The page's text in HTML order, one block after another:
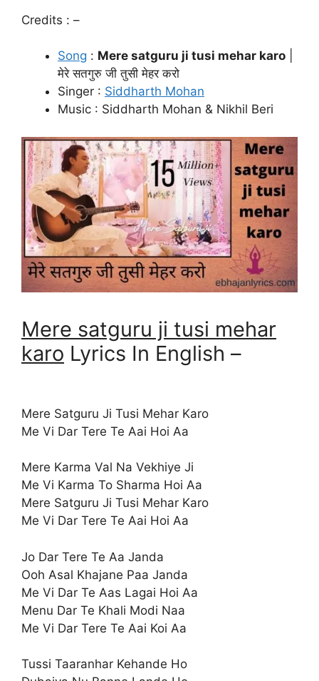
Credits : –
Song : Mere satguru ji tusi mehar karo
मेरे सतगुरु जी तुसी मेहर करो
Singer : Siddharth Mohan
Music : Siddharth Mohan & Nikhil Beri
Mere satguru ji tusi mehar
karo Lyrics In English –
Mere Satguru Ji Tusi Mehar Karo
Me Vi Dar Tere Te Aai Hoi Aa
Mere Karma Val Na Vekhiye Ji
Me Vi Karma To Sharma Hoi Aa
Mere Satguru Ji Tusi Mehar Karo
Me Vi Dar Tere Te Aai Hoi Aa
Jo Dar Tere Te Aa Janda
Ooh Asal Khajane Paa Janda
Me Vi Dar Te Aas Lagai Hoi Aa
Menu Dar Te Khali Modi Naa
Me Vi Dar Tere Te Aai Koi Aa
Tussi Taaranhar Kehande Ho